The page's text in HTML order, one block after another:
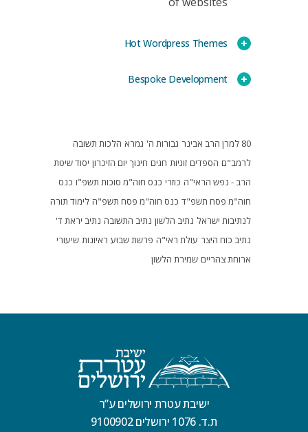
Hot Wordpress Themes
Bespoke Development
80 למרן הרב אבינר גבורות ה' גמרא הלכות תשובה
לרמב"ם הספדים זוגיות חגים חינוך יום הזיכרון יסוד שיטת
הרב - נפש הראי"ה כוזרי כנס חוה"מ סוכות תשפ"ו כנס
חוה"מ פסח תשפ"ד כנס חוה"מ פסח תשפ"ה לימוד תורה
לנתיבות ישראל נתיב הלשון נתיב התשובה נתיב יראת ד'
נתיב כוח היצר עולת ראי"ה פרשת שבוע ראיונות שיעורי
ארוחת צהריים שמירת הלשון
ישיבת עטרת ירושלים ע”ר
ת.ד. 1076 ירושלים 9100902